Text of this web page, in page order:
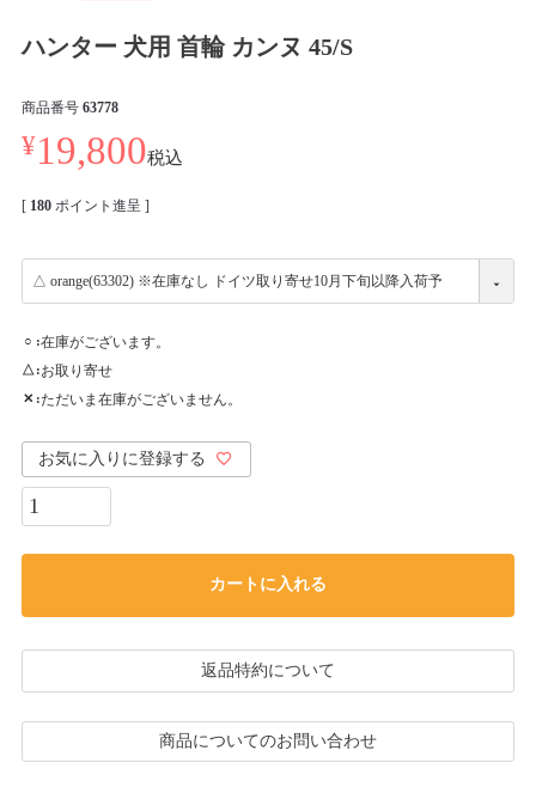
ハンター 犬用 首輪 カンヌ 45/S
商品番号 63778
¥19,800税込
[ 180 ポイント進呈 ]
○ 在庫がございます。
△ お取り寄せ
✕ ただいま在庫がございません。
お気に入りに登録する
カートに入れる
返品特約について
商品についてのお問い合わせ